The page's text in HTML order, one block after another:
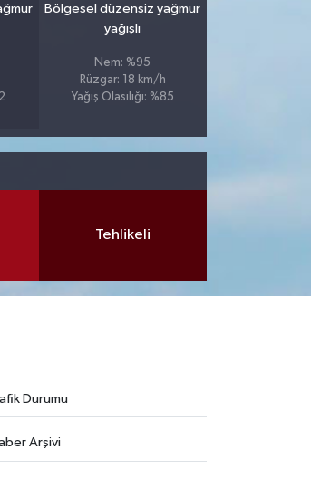
Bölgesel düzensiz yağmur
yağışlı
Nem: %95
Rüzgar: 18 km/h
Yağış Olasılığı: %85
Tehlikeli
Durumu
Arşivi